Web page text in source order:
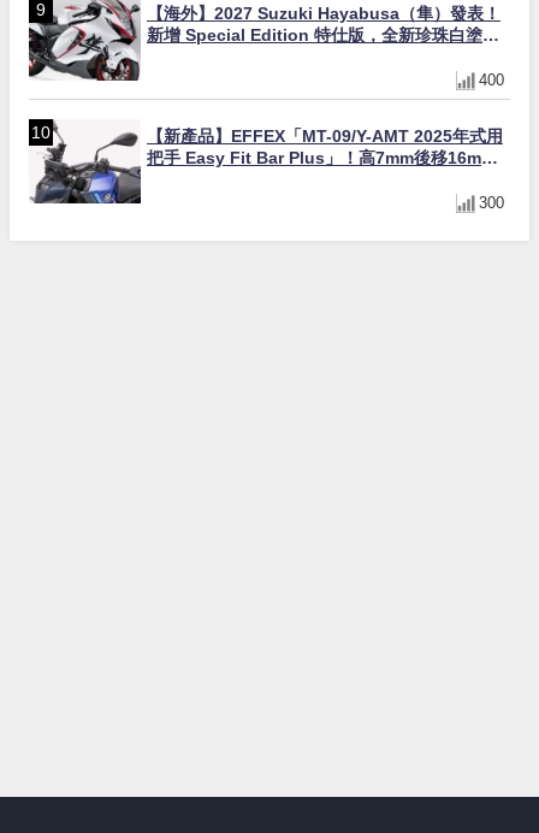
【海外】2027 Suzuki Hayabusa（隼）發表！
新增 Special Edition 特仕版，全新珍珠白塗裝
400
【新產品】EFFEX「MT-09/Y-AMT 2025年式用
把手 Easy Fit Bar Plus」！高7mm後移16mm
300